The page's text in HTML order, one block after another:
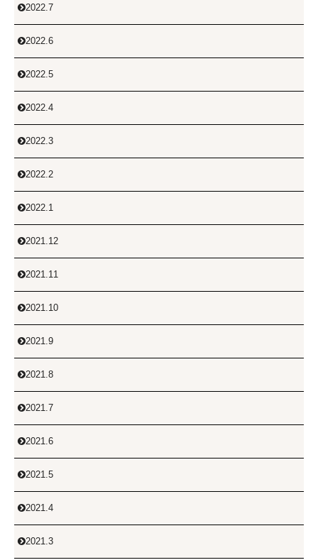
2022.7
2022.6
2022.5
2022.4
2022.3
2022.2
2022.1
2021.12
2021.11
2021.10
2021.9
2021.8
2021.7
2021.6
2021.5
2021.4
2021.3